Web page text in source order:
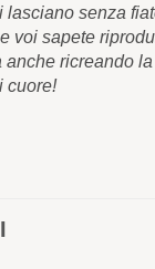
lasciano senza
voi sapete
anche ricreando
cuore!